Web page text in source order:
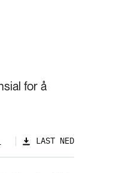
for å
LAST NED